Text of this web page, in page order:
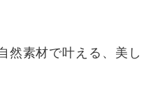
然素材で叶える、美し